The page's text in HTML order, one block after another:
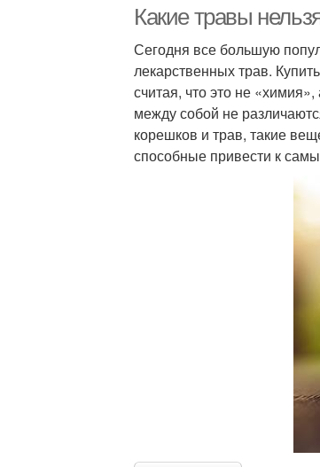
Какие травы
Сегодня все большую
лекарственных трав.
считая, что это не
между собой не
корешков и трав, такие
способные привести к